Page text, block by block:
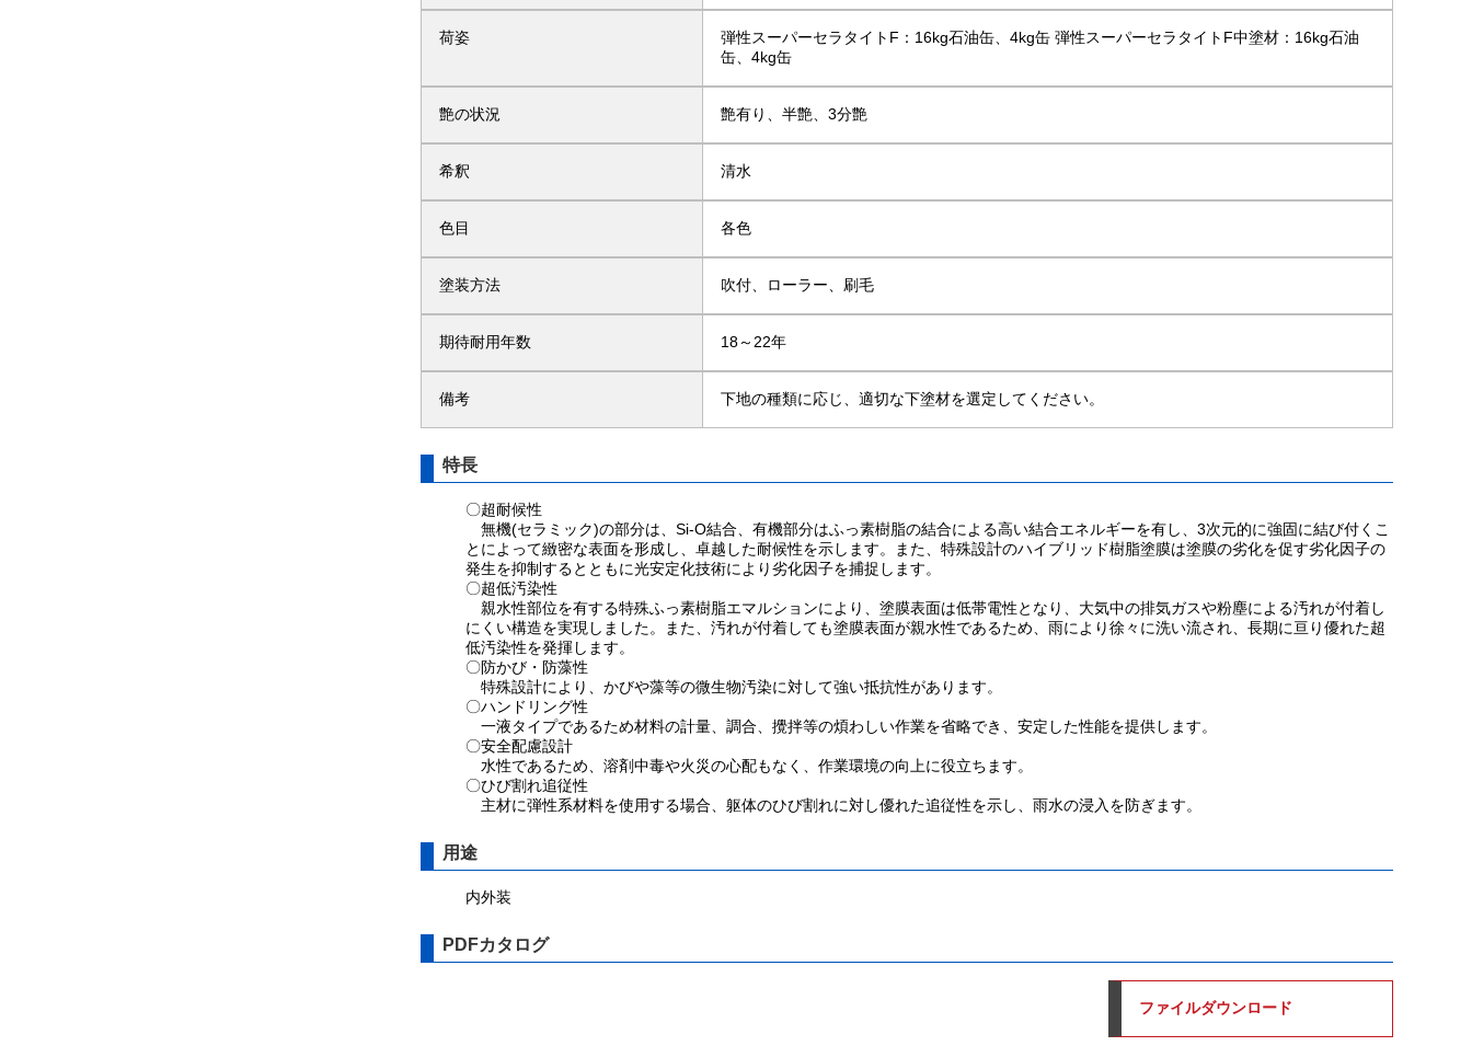
荷姿
弾性スーパーセラタイトF：16kg石油缶、4kg缶 弾性スーパーセラタイトF中塗材：16kg石油
缶、4kg缶
艶の状況 艶有り、半艶、3分艶
希釈 清水
色目 各色
塗装方法 吹付、ローラー、刷毛
期待耐用年数 18～22年
備考 下地の種類に応じ、適切な下塗材を選定してください。
特長
〇超耐候性
無機(セラミック)の部分は、Si-O結合、有機部分はふっ素樹脂の結合による高い結合エネルギーを有し、3次元的に強固に結び付くこ
とによって緻密な表面を形成し、卓越した耐候性を示します。また、特殊設計のハイブリッド樹脂塗膜は塗膜の劣化を促す劣化因子の
発生を抑制するとともに光安定化技術により劣化因子を捕捉します。
〇超低汚染性
親水性部位を有する特殊ふっ素樹脂エマルションにより、塗膜表面は低帯電性となり、大気中の排気ガスや粉塵による汚れが付着し
にくい構造を実現しました。また、汚れが付着しても塗膜表面が親水性であるため、雨により徐々に洗い流され、長期に亘り優れた超
低汚染性を発揮します。
〇防かび・防藻性
特殊設計により、かびや藻等の微生物汚染に対して強い抵抗性があります。
〇ハンドリング性
一液タイプであるため材料の計量、調合、攪拌等の煩わしい作業を省略でき、安定した性能を提供します。
〇安全配慮設計
水性であるため、溶剤中毒や火災の心配もなく、作業環境の向上に役立ちます。
〇ひび割れ追従性
主材に弾性系材料を使用する場合、躯体のひび割れに対し優れた追従性を示し、雨水の浸入を防ぎます。
用途
内外装
PDFカタログ
ファイルダウンロード